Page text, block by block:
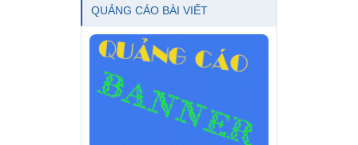
QUẢNG CÁO BÀI VIẾT